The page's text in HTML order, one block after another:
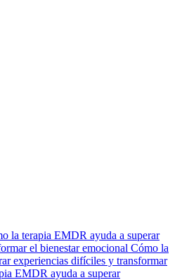
la terapia EMDR ayuda a superar
el bienestar emocional Cómo la
experiencias difíciles y transformar
EMDR ayuda a superar